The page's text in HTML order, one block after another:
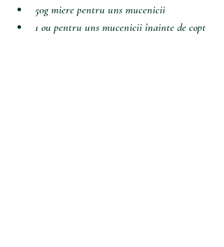
50g miere pentru uns mucenicii
1 ou pentru uns mucenicii înainte de copt